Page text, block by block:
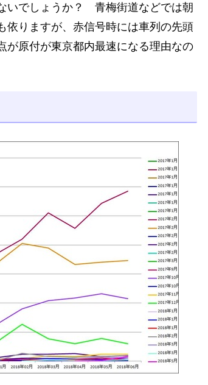
いでしょうか？ 青梅街道などでは朝
依りますが、赤信号時には車列の先頭
が原付が東京都内最速になる理由なの